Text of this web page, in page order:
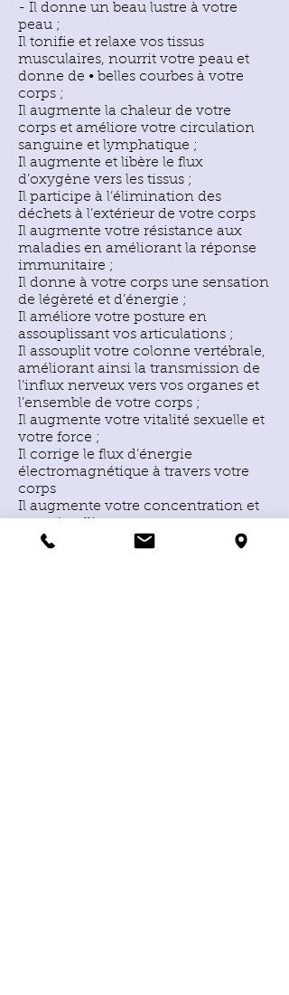
- Il donne un beau lustre à votre
peau ;
Il tonifie et relaxe vos tissus
musculaires, nourrit votre peau et
donne de • belles courbes à votre
corps ;
Il augmente la chaleur de votre
corps et améliore votre circulation
sanguine et lymphatique ;
Il augmente et libère le flux
d’oxygène vers les tissus ;
Il participe à l’élimination des
déchets à l’extérieur de votre corps
Il augmente votre résistance aux
maladies en améliorant la réponse
immunitaire ;
Il donne à votre corps une sensation
de légèreté et d’énergie ;
Il améliore votre posture en
assouplissant vos articulations ;
Il assouplit votre colonne vertébrale,
améliorant ainsi la transmission de
l’influx nerveux vers vos organes et
l’ensemble de votre corps ;
Il augmente votre vitalité sexuelle et
votre force ;
Il corrige le flux d’énergie
électromagnétique à travers votre
corps
Il augmente votre concentration et
Il vous donne confiance en vous